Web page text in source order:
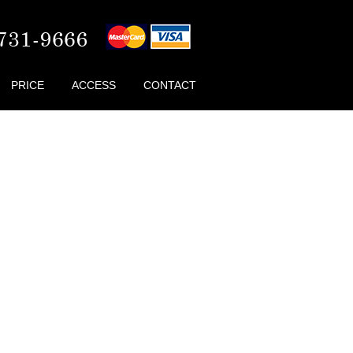
PRICE ACCESS CONTACT